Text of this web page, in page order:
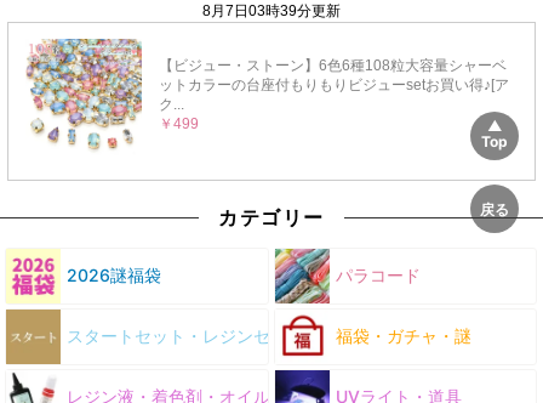
カテゴリー
2026謎福袋 パラコード
スタートセット・レジンセット 福袋・ガチャ・謎
レジン液・着色剤・オイル UVライト・道具